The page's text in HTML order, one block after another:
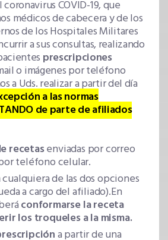
COVID-19, que
médicos de cabecera y de los
de los Hospitales Militares
a sus consultas, realizando
prescripciones
o imágenes por teléfono
a Uds. realizar a partir del día
a las normas
de parte de afiliados
recetasenviadas por correo
teléfono celular.
de las dos opciones
a cargo del afiliado).En
conformarse la receta
los troqueles a la misma.
a partir de una